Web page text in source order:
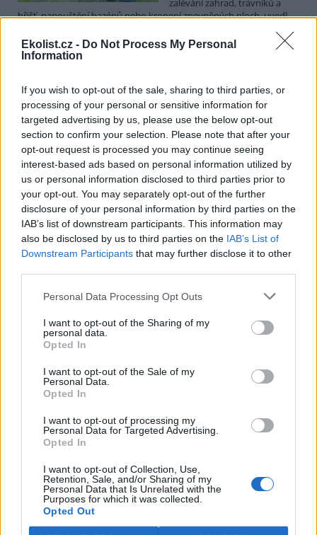
Ekolist.cz - Do Not Process My Personal
Information
If you wish to opt-out of the sale, sharing to third parties, or
processing of your personal or sensitive information for
targeted advertising by us, please use the below opt-out
section to confirm your selection. Please note that after your
opt-out request is processed you may continue seeing
interest-based ads based on personal information utilized by
us or personal information disclosed to third parties prior to
your opt-out. You may separately opt-out of the further
disclosure of your personal information by third parties on the
IAB’s list of downstream participants. This information may
also be disclosed by us to third parties on the IAB’s List of
Downstream Participants that may further disclose it to other
Personal Data Processing Opt Outs
I want to opt-out of the Sharing of my
personal data.
Opted In
I want to opt-out of the Sale of my
Personal Data.
Opted In
I want to opt-out of processing my
Personal Data for Targeted Advertising.
Opted In
I want to opt-out of Collection, Use,
Retention, Sale, and/or Sharing of my
Personal Data that Is Unrelated with the
Purposes for which it was collected.
Opted Out
zalévání zahrad, trávníků a
hřišť, napouštění bazénů nebo kropení zpevněných ploch, uvedl
kontrolovat povolené odběry. Výzva k šetření vodou platí pro
všechny obce spadající pod Jihlavu jako obec s rozšířenou
Celníci odhalili gang překupníků papoušků, zajistili
stovku ptáků
5.8.2026 20:13 (ČTK)
Celníci odhalili gang
překupníků chráněných druhů
papoušků působící v několika
krajích a zajistili asi stovku
ptáků. S odchytem a
zajištěním zvířat celníkům pomohly zoo v Praze, Zlíně a Ostravě. V
ostravské zahradě také papoušci nalezli dočasné útočiště. V
tiskové zprávě nawebucelníků to oznámila mluvčí Celní správy ČR
Martina Kaňková. Případem se zabývá policie.
Island vyhostí aktivisty bojující proti lovu velryb,
pronásledovali velrybáře
5.8.2026 19:54 (ČTK)
Islandské úřady nařídily
poté, co minulý týden
pobřežní stráž s policií zabavily
jejich loď, která pronásledovala velrybářské plavidlo. Pasažéři lodi
Watsona jsou od té doby zadržováni v Reykjavíku. Sám Watson na
palubě nebyl. Píše o tom agentura AFP s odvoláním na islandskou
Záchranná stanice v Praze přijímá kvůli vedrům více
volně žijících zvířat
5.8.2026 17:40 | PRAHA (
Kvůli vysokým letním